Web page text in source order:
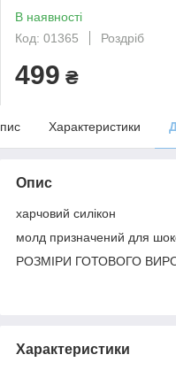
В наявності
Код: 01365
Роздріб
499 ₴
Характеристики
Опис
харчовий силікон
молд призначений для
РОЗМІРИ ГОТОВОГО
Характеристики